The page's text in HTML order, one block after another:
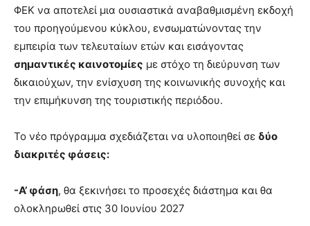
ΦΕΚ να αποτελεί μια ουσιαστικά αναβαθμισμένη εκδοχή
του προηγούμενου κύκλου, ενσωματώνοντας την
εμπειρία των τελευταίων ετών και εισάγοντας
σημαντικές καινοτομίες με στόχο τη διεύρυνση των
δικαιούχων, την ενίσχυση της κοινωνικής συνοχής και
την επιμήκυνση της τουριστικής περιόδου.
Το νέο πρόγραμμα σχεδιάζεται να υλοποιηθεί σε δύο
διακριτές φάσεις:
-Α’ φάση, θα ξεκινήσει το προσεχές διάστημα και θα
ολοκληρωθεί στις 30 Ιουνίου 2027